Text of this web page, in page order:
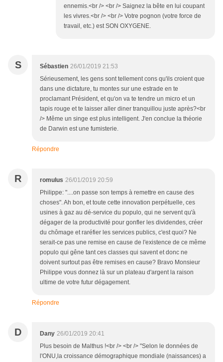
ennemis.<br /> <br /> Saignez la bête en lui coupant
les vivres.<br /> <br /> Votre pognon (votre force de
travail, etc.) est SON OXYGENE.
S Sébastien 26/01/2019 21:53
Sérieusement, les gens sont tellement cons qu'ils croient que
dans une dictature, tu montes sur une estrade en te
proclamant Président, et qu'on va te tendre un micro et un
tapis rouge et te laisser aller diner tranquillou juste après?<br
/> Même un singe est plus intelligent. J'en conclue la théorie
de Darwin est une fumisterie.
Répondre
R romulus 26/01/2019 20:59
Philippe: "....on passe son temps à remettre en cause des
choses". Ah bon, et toute cette innovation perpétuelle, ces
usines à gaz au dé-service du populo, qui ne servent qu'à
dégager de la productivité pour gonfler les dividendes, créer
du chômage et raréfier les services publics, c'est quoi? Ne
serait-ce pas une remise en cause de l'existence de ce même
populo qui gêne tant ces classes qui savent et donc ne
doivent surtout pas être remises en cause? Bravo Monsieur
Philippe vous donnez là sur un plateau d'argent la raison
ultime de votre futur dégagement.
Répondre
D Dany 26/01/2019 20:41
Plus besoin de Malthus !<br /> <br /> "Selon le données de
l'ONU,la croissance démographique mondiale (naissances) a